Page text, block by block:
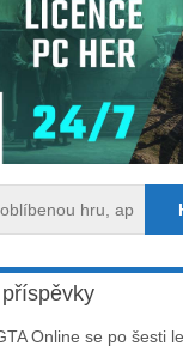
Online se po šesti